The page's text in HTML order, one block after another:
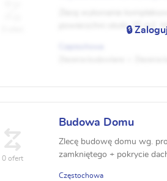
powierzchni około 25 m2.
🔒
Budowa Domu
Zlecę budowę domu wg.
zamkniętego + pokrycie
Częstochowa
0 ofert